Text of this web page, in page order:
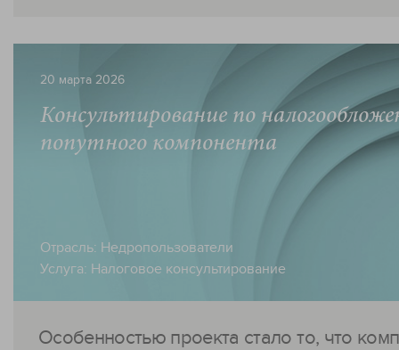
20 марта 2026
Консультирование по
попутного компонента
Отрасль: Недропользователи
Услуга: Налоговое консультирование
Особенностью проекта стало то, что